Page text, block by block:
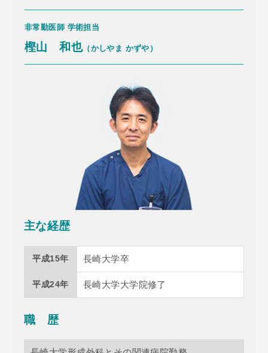
非常勤医師 学術担当
樫山 和也（かしやま かずや）
主な経歴
平成15年 長崎大学卒
平成24年 長崎大学大学院修了
職 歴